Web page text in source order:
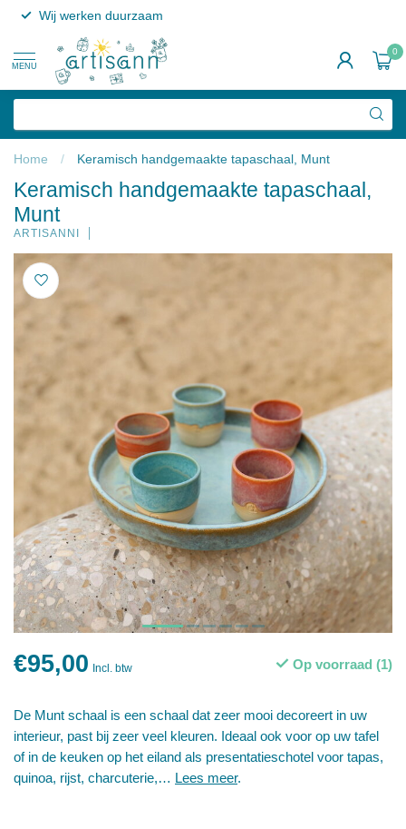
Wij werken duurzaam
MENU
0
Home / Keramisch handgemaakte tapaschaal, Munt
Keramisch handgemaakte tapaschaal,
Munt
ARTISANNI
€95,00 Incl. btw Op voorraad (1)
De Munt schaal is een schaal dat zeer mooi decoreert in uw
interieur, past bij zeer veel kleuren. Ideaal ook voor op uw tafel
of in de keuken op het eiland als presentatieschotel voor tapas,
quinoa, rijst, charcuterie,… Lees meer.